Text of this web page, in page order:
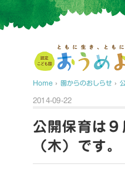
Home › 園からのおしらせ ›
2014-09-22
公開保育は９
（木）です。